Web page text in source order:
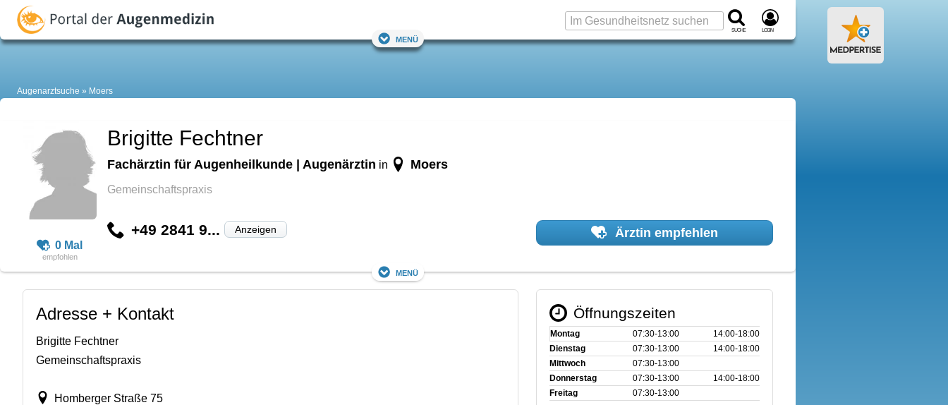
Suche Login
Menü
Augenarztsuche Moers
0 Mal
Brigitte Fechtner
Fachärztin für Augenheilkunde | Augenärztin in Moers
Gemeinschaftspraxis
+49 2841 9... Anzeigen Ärztin empfehlen
Menü
Adresse + Kontakt
Brigitte Fechtner
Gemeinschaftspraxis
Homberger Straße 75
Öffnungszeiten
Montag 07:30‑13:00
14:00‑18:00
Dienstag
07:30‑13:00
14:00‑18:00
Mittwoch
07:30‑13:00
Donnerstag
07:30‑13:00
14:00‑18:00
Freitag
07:30‑13:00